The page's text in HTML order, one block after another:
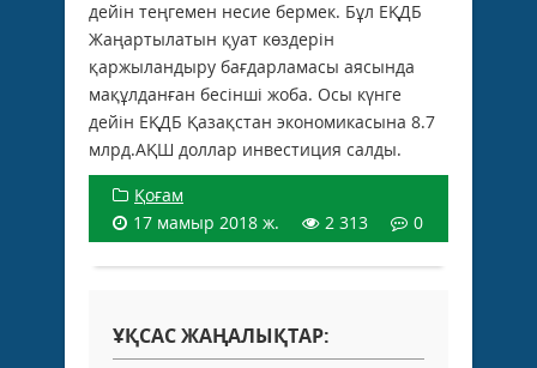
дейін теңгемен несие бермек. Бұл ЕҚДБ
Жаңартылатын қуат көздерін
қаржыландыру бағдарламасы аясында
мақұлданған бесінші жоба. Осы күнге
дейін ЕҚДБ Қазақстан экономикасына 8.7
млрд.АҚШ доллар инвестиция салды.
Қоғам
17 мамыр 2018 ж.
2 313 0
ҰҚСАС ЖАҢАЛЫҚТАР: